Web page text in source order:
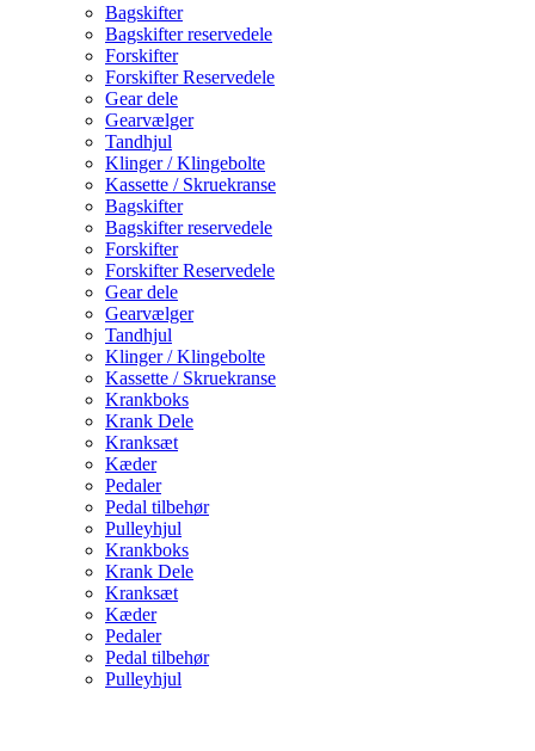
Bagskifter
Bagskifter reservedele
Forskifter
Forskifter Reservedele
Gear dele
Gearvælger
Tandhjul
Klinger / Klingebolte
Kassette / Skruekranse
Bagskifter
Bagskifter reservedele
Forskifter
Forskifter Reservedele
Gear dele
Gearvælger
Tandhjul
Klinger / Klingebolte
Kassette / Skruekranse
Krankboks
Krank Dele
Kranksæt
Kæder
Pedaler
Pedal tilbehør
Pulleyhjul
Krankboks
Krank Dele
Kranksæt
Kæder
Pedaler
Pedal tilbehør
Pulleyhjul